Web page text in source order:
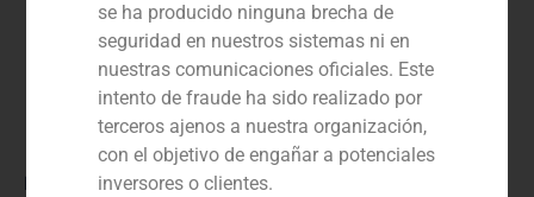
Rol:
se ha producido ninguna brecha de
seguridad en nuestros sistemas ni en
nuestras comunicaciones oficiales. Este
intento de fraude ha sido realizado por
terceros ajenos a nuestra organización,
con el objetivo de engañar a potenciales
inversores o clientes.